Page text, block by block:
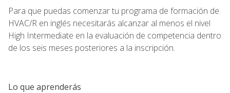
Para que puedas comenzar tu programa de formación de
HVAC/R en inglés necesitarás alcanzar al menos el nivel
High Intermediate en la evaluación de competencia dentro
de los seis meses posteriores a la inscripción.
Lo que aprenderás